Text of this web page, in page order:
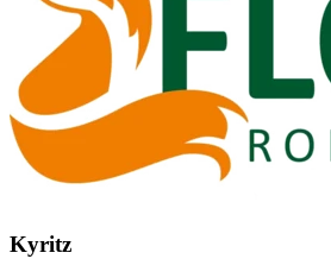
Kyritz